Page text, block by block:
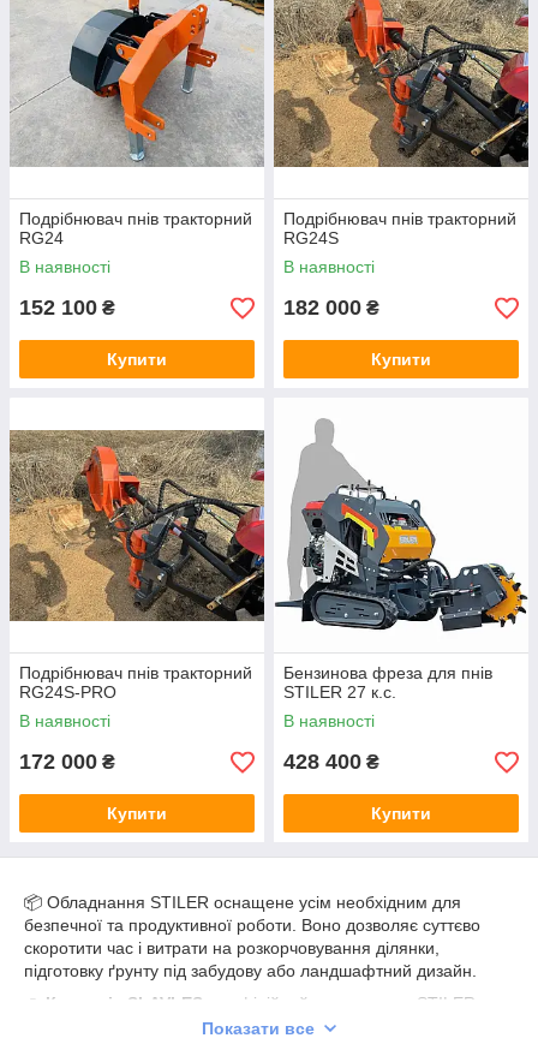
Подрібнювач пнів тракторний
RG24
В наявності
152 100 ₴
Купити
Подрібнювач пнів тракторний
RG24S
В наявності
182 000 ₴
Купити
Подрібнювач пнів тракторний
RG24S-PRO
В наявності
172 000 ₴
Купити
Бензинова фреза для пнів
STILER 27 к.с.
В наявності
428 400 ₴
Купити
📦 Обладнання STILER оснащене усім необхідним для
безпечної та продуктивної роботи. Воно дозволяє суттєво
скоротити час і витрати на розкорчовування ділянки,
підготовку ґрунту під забудову або ландшафтний дизайн.
💼 Компанія SLAVLES — офіційний представник STILER в
Україні, пропонує вигідні ціни, гарантійне обслуговування та
Показати все